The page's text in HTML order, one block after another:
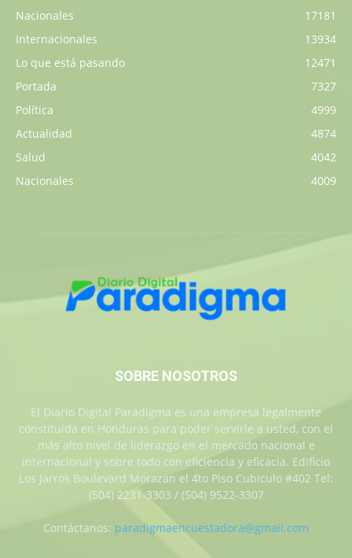
Nacionales
17181
Internacionales
13934
Lo que está pasando
12471
Portada
7327
Política
4999
Actualidad
4874
Salud
4042
Nacionales
4009
SOBRE NOSOTROS
El Diario Digital Paradigma es una empresa legalmente
constituida en Honduras para poder servirle a usted, con el
más alto nivel de liderazgo en el mercado nacional e
internacional y sobre todo con eficiencia y eficacia. Edificio
Los Jarros Boulevard Morazan el 4to Piso Cubiculo #402 Tel:
(504) 2231-3303 / (504) 9522-3307
Contáctanos: paradigmaencuestadora@gmail.com